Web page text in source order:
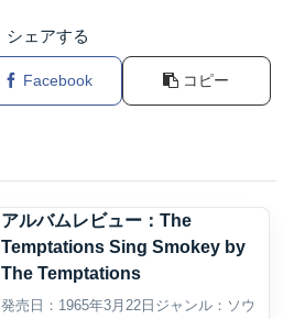
シェアする
Facebook コピー
アルバムレビュー：The
Temptations Sing Smokey by
The Temptations
発売日：1965年3月22日ジャンル：ソウ